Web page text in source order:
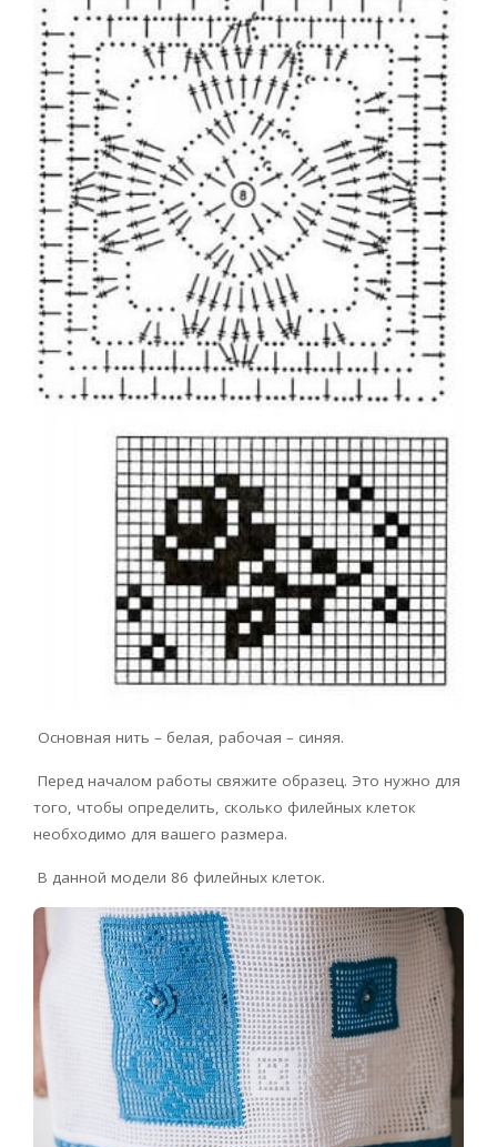
Основная нить – белая, рабочая – синяя.
Перед началом работы свяжите образец. Это нужно для
того, чтобы определить, сколько филейных клеток
необходимо для вашего размера.
В данной модели 86 филейных клеток.